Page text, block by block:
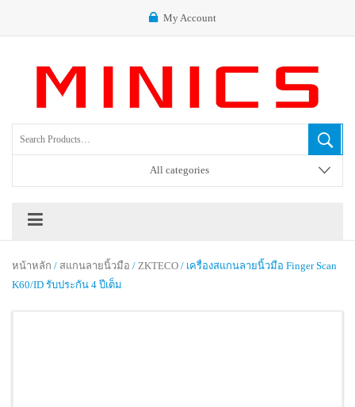
My Account
All categories
หน้าหลัก / สแกนลายนิ้วมือ / ZKTECO / เครื่องสแกนลายนิ้วมือ Finger Scan
K60/ID รับประกัน 4 ปีเต็ม